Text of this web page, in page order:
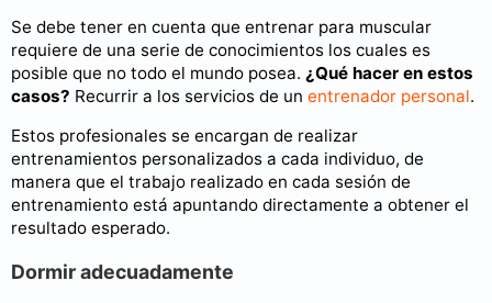
Se debe tener en cuenta que entrenar para muscular
requiere de una serie de conocimientos los cuales es
posible que no todo el mundo posea. ¿Qué hacer en estos
casos? Recurrir a los servicios de un entrenador personal.
Estos profesionales se encargan de realizar
entrenamientos personalizados a cada individuo, de
manera que el trabajo realizado en cada sesión de
entrenamiento está apuntando directamente a obtener el
resultado esperado.
Dormir adecuadamente